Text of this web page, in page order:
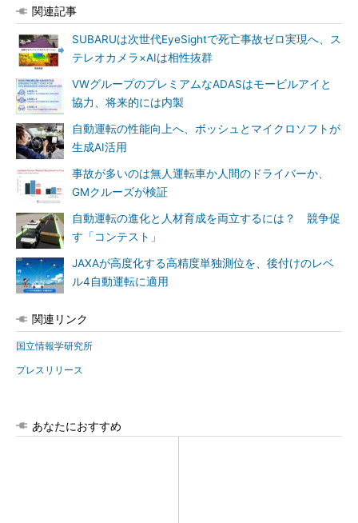
関連記事
SUBARUは次世代EyeSightで死亡事故ゼロ実現へ、ス
テレオカメラ×AIは相性抜群
VWグループのプレミアムなADASはモービルアイと
協力、将来的には内製
自動運転の性能向上へ、ボッシュとマイクロソフトが
生成AI活用
事故が多いのは無人運転車か人間のドライバーか、
GMクルーズが検証
自動運転の進化と人材育成を両立するには？ 競争促
す「コンテスト」
JAXAが高度化する高精度単独測位を、後付けのレベ
ル4自動運転に適用
関連リンク
国立情報学研究所
プレスリリース
あなたにおすすめ